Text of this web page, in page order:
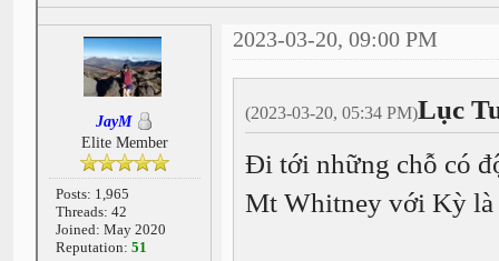
JayM
Elite Member
Posts: 1,965
Threads: 42
Joined: May 2020
Reputation: 51
2023-03-20, 09:00 PM
(2023-03-20, 05:34 PM)Lục
Đi tới những chỗ có
Mt Whitney với Kỳ